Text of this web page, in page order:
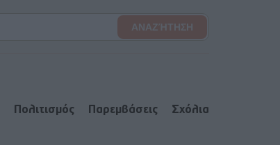
Πολιτισμός Παρεμβάσεις Σχόλια